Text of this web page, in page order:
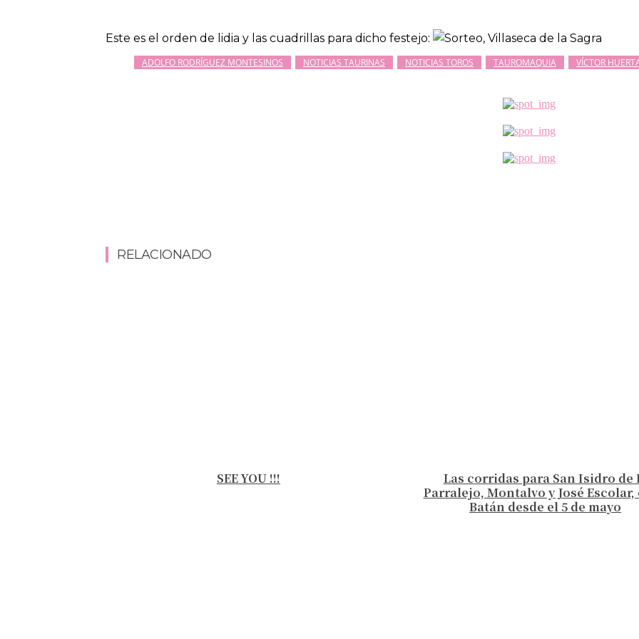
Este es el orden de lidia y las cuadrillas para dicho festejo:
ADOLFO RODRÍGUEZ MONTESINOS NOTICIAS TAURINAS NOTICIAS TOROS TAUROMAQUIA VÍCTOR
RELACIONADO
SEE YOU !!!
Las corridas para San Isidro de
Parralejo, Montalvo y José Escolar,
Batán desde el 5 de mayo